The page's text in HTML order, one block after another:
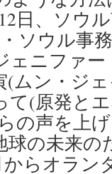
、ソウ
ソウル事
ェニファ
(ムン・ジ
て(原発と
の声を上
球の未来
らオラン